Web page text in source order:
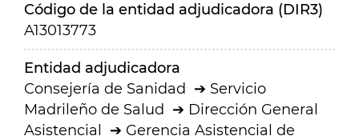
Código de la entidad adjudicadora (DIR3)
A13013773
Entidad adjudicadora
Consejería de Sanidad
Servicio
Madrileño de Salud
Dirección General
Asistencial
Gerencia Asistencial de